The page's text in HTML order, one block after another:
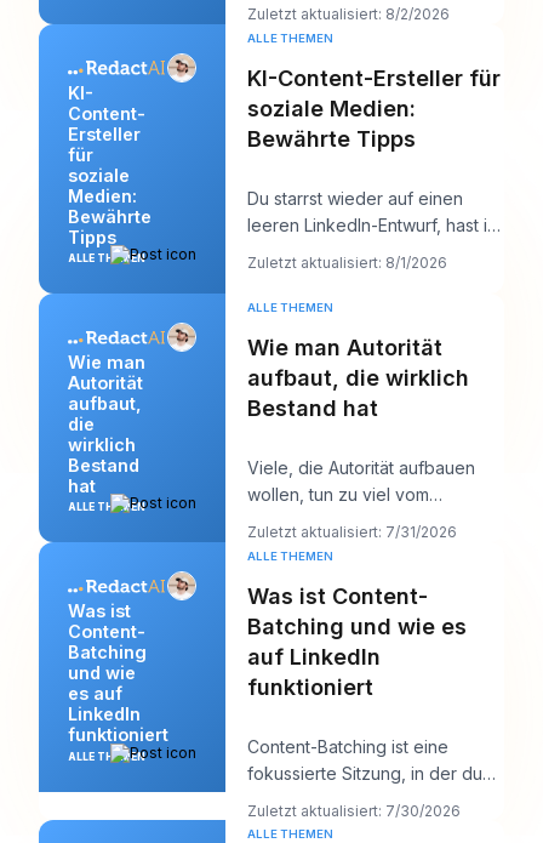
Warteschlange leer, der Hook,
Zuletzt aktualisiert: 8/2/2026
KI-
Content-
Ersteller
für
soziale
Medien:
Bewährte
Tipps
ALLE THEMEN
ALLE THEMEN
KI-Content-Ersteller für
soziale Medien:
Bewährte Tipps
Du starrst wieder auf einen
leeren LinkedIn-Entwurf, hast in
zehn Minuten einen
Zuletzt aktualisiert: 8/1/2026
Wie man
Autorität
aufbaut,
die
wirklich
Bestand
hat
ALLE THEMEN
ALLE THEMEN
Wie man Autorität
aufbaut, die wirklich
Bestand hat
Viele, die Autorität aufbauen
wollen, tun zu viel vom
Falschen. Sie posten mehr,
jagen mehr Reichwei
Zuletzt aktualisiert: 7/31/2026
Was ist
Content-
Batching
und wie
es auf
LinkedIn
funktioniert
ALLE THEMEN
ALLE THEMEN
Was ist Content-
Batching und wie es
auf LinkedIn
funktioniert
Content-Batching ist eine
fokussierte Sitzung, in der du
mehrere LinkedIn-Posts auf
einmal erstellst
Zuletzt aktualisiert: 7/30/2026
ALLE THEMEN